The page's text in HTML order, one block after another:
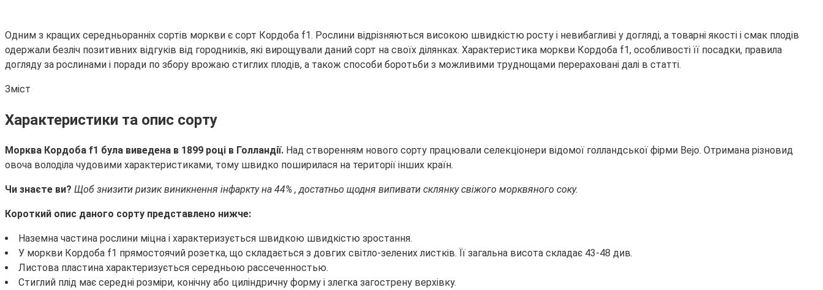
Одним з кращих середньоранніх сортів моркви є сорт Кордоба f1. Рослини відрізняються високою швидкістю росту і невибагливі у догляді, а товарні якості і смак плодів
одержали безліч позитивних відгуків від городників, які вирощували даний сорт на своїх ділянках. Характеристика моркви Кордоба f1, особливості її посадки, правила
догляду за рослинами і поради по збору врожаю стиглих плодів, а також способи боротьби з можливими труднощами перераховані далі в статті.
Зміст
Характеристики та опис сорту
Морква Кордоба f1 була виведена в 1899 році в Голландії. Над створенням нового сорту працювали селекціонери відомої голландської фірми Bejo. Отримана різновид
овоча володіла чудовими характеристиками, тому швидко поширилася на території інших країн.
Чи знаєте ви? Щоб знизити ризик виникнення інфаркту на 44% , достатньо щодня випивати склянку свіжого морквяного соку.
Короткий опис даного сорту представлено нижче:
Наземна частина рослини міцна і характеризується швидкою швидкістю зростання.
У моркви Кордоба f1 прямостоячий розетка, що складається з довгих світло-зелених листків. Її загальна висота складає 43-48 див.
Листова пластина характеризується середньою рассеченностью.
Стиглий плід має середні розміри, конічну або циліндричну форму і злегка загострену верхівку.